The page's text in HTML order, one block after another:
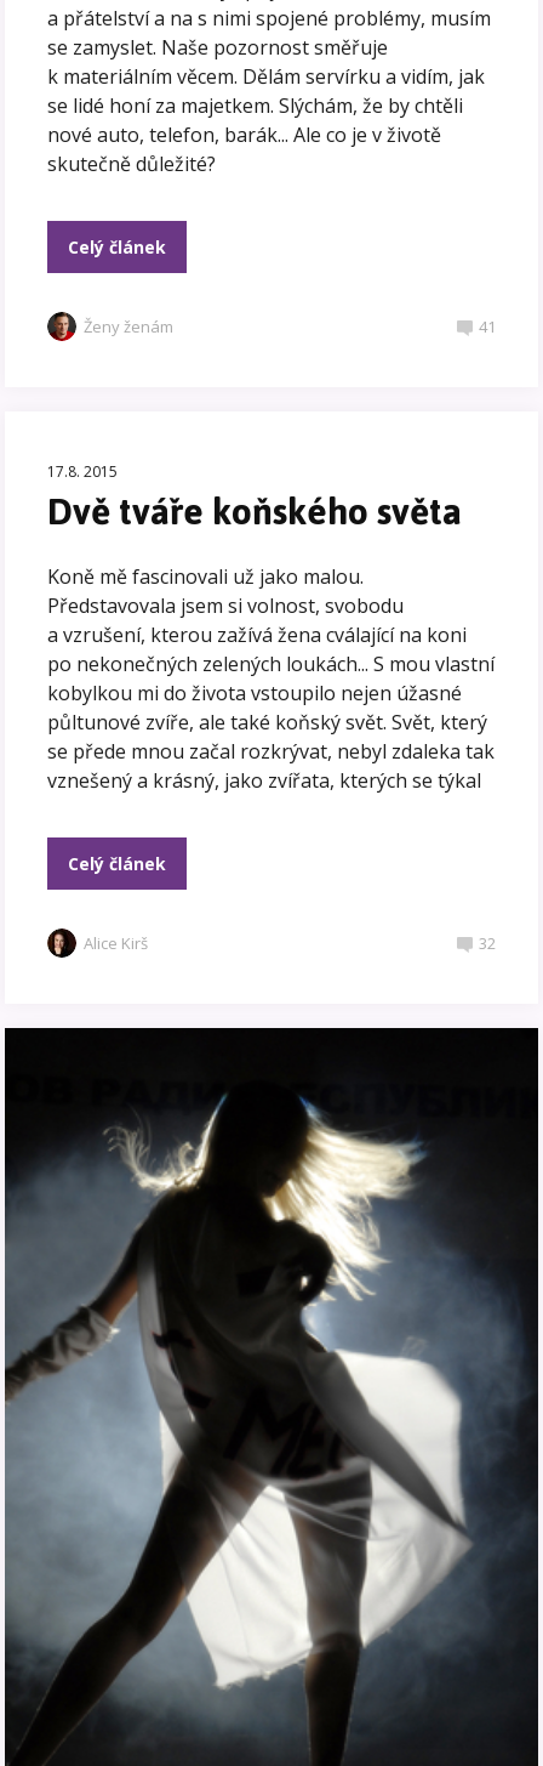
a přátelství a na s nimi spojené problémy, musím
se zamyslet. Naše pozornost směřuje
k materiálním věcem. Dělám servírku a vidím, jak
se lidé honí za majetkem. Slýchám, že by chtěli
nové auto, telefon, barák... Ale co je v životě
skutečně důležité?
Celý článek
Ženy ženám 41
17.8. 2015
Dvě tváře koňského světa
Koně mě fascinovali už jako malou.
Představovala jsem si volnost, svobodu
a vzrušení, kterou zažívá žena cválající na koni
po nekonečných zelených loukách... S mou vlastní
kobylkou mi do života vstoupilo nejen úžasné
půltunové zvíře, ale také koňský svět. Svět, který
se přede mnou začal rozkrývat, nebyl zdaleka tak
vznešený a krásný, jako zvířata, kterých se týkal
Celý článek
Alice Kirš 32